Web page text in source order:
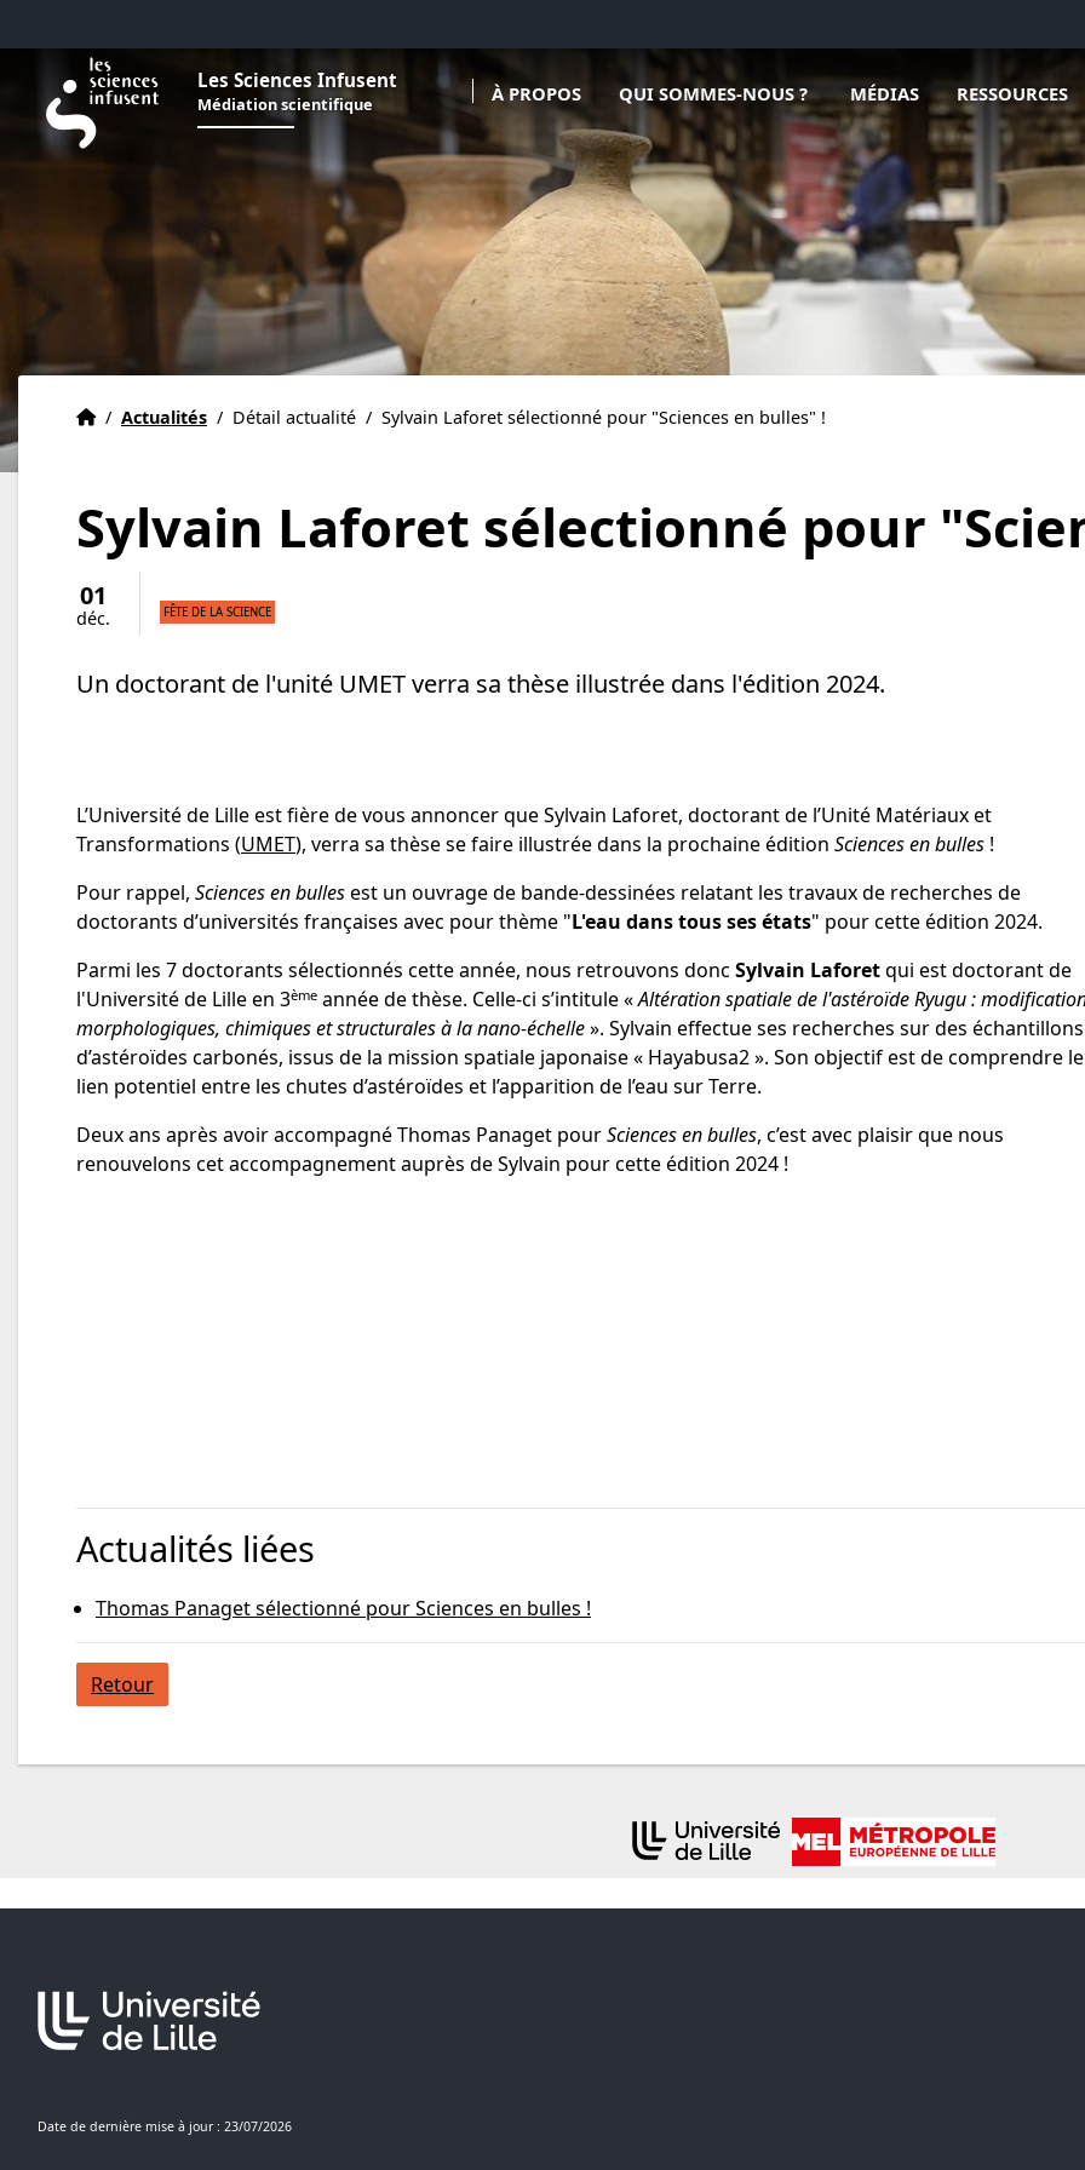
Les Sciences Infusent
Médiation scientifique À PROPOS QUI SOMMES-NOUS ?
Ouvrir le sous menu de Qui sommes-nous ?
MÉDIAS
Ouvrir le sous menu de
RESSOURCES
Accueil
Accueil
/ Actualités / Détail actualité / Sylvain Laforet sélectionné pour "Sciences en bulles" !
Sylvain Laforet sélectionné pour
01
déc. FÊTE DE LA SCIENCE
Un doctorant de l'unité UMET verra sa thèse illustrée dans l'édition 2024.
L’Université de Lille est fière de vous annoncer que Sylvain Laforet, doctorant de l’Unité Matériaux et
Transformations (UMET), verra sa thèse se faire illustrée dans la prochaine édition Sciences en bulles !
Pour rappel, Sciences en bullesest un ouvrage de bande-dessinées relatant les travaux de recherches de
doctorants d’universités françaises avec pour thème "L'eau dans tous ses états" pour cette édition 2024.
Parmi les 7 doctorants sélectionnés cette année, nous retrouvons donc Sylvain Laforetqui est doctorant de
l'Université de Lille en 3ème année de thèse. Celle-ci s’intitule «Altération spatiale de l'astéroïde Ryugu :
morphologiques, chimiques et structurales à la nano-échelle». Sylvain effectue ses recherches sur des échantillons
d’astéroïdes carbonés, issus de la mission spatiale japonaise « Hayabusa2 ». Son objectif est de comprendre le
lien potentiel entre les chutes d’astéroïdes et l’apparition de l’eau sur Terre.
Deux ans après avoir accompagné Thomas Panaget pourSciences en bulles, c’est avec plaisir que nous
renouvelons cet accompagnement auprès de Sylvain pour cette édition 2024 !
Actualités liées
Thomas Panaget sélectionné pour Sciences en bulles !
Retour
Date de dernière mise à jour : 23/07/2026